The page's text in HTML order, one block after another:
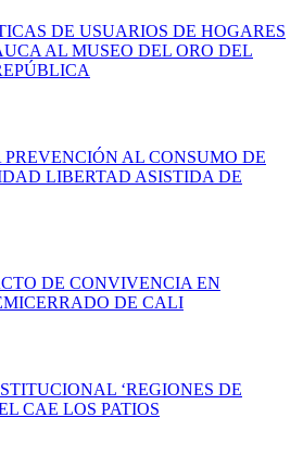
DE USUARIOS DE HOGARES
AL MUSEO DEL ORO DEL
PREVENCIÓN AL CONSUMO DE
LIBERTAD ASISTIDA DE
DE CONVIVENCIA EN
DE CALI
‘REGIONES DE
CAE LOS PATIOS